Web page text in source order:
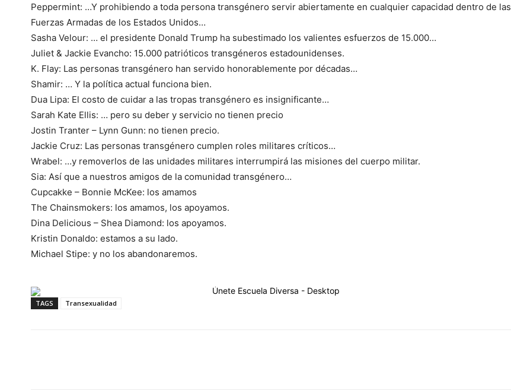
Peppermint: …Y prohibiendo a toda persona transgénero servir abiertamente en cualquier capacidad dentro de las
Fuerzas Armadas de los Estados Unidos…
Sasha Velour: … el presidente Donald Trump ha subestimado los valientes esfuerzos de 15.000…
Juliet & Jackie Evancho: 15.000 patrióticos transgéneros estadounidenses.
K. Flay: Las personas transgénero han servido honorablemente por décadas…
Shamir: … Y la política actual funciona bien.
Dua Lipa: El costo de cuidar a las tropas transgénero es insignificante…
Sarah Kate Ellis: … pero su deber y servicio no tienen precio
Jostin Tranter – Lynn Gunn: no tienen precio.
Jackie Cruz: Las personas transgénero cumplen roles militares críticos…
Wrabel: …y removerlos de las unidades militares interrumpirá las misiones del cuerpo militar.
Sia: Así que a nuestros amigos de la comunidad transgénero…
Cupcakke – Bonnie McKee: los amamos
The Chainsmokers: los amamos, los apoyamos.
Dina Delicious – Shea Diamond: los apoyamos.
Kristin Donaldo: estamos a su lado.
Michael Stipe: y no los abandonaremos.
TAGS Transexualidad